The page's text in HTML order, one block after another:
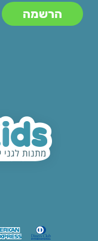
© All rights reserved to Shop4kids